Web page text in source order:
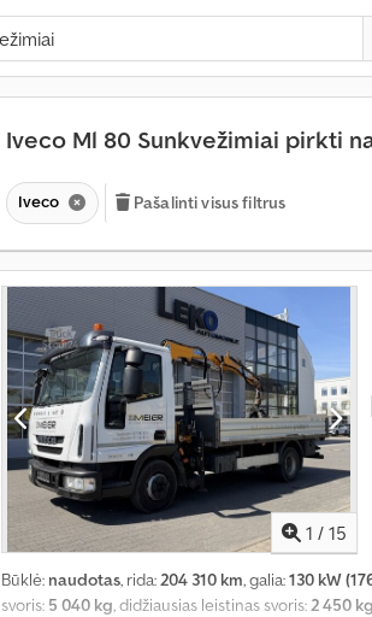
Iveco Ml 80 Sunkvežimiai pirkti
Iveco Pašalinti visus filtrus
1 / 15
Būklė: naudotas, rida:204 310 km, galia:130 kW
svoris: 5 040 kg, didžiausias leistinas svoris:2 450 kg